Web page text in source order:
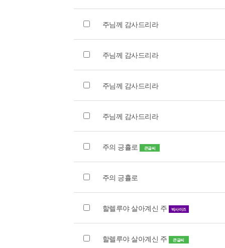
주님께 감사드리라
주님께 감사드리라
주님께 감사드리라
주님께 감사드리라
주의 긍휼로 큰글씨
주의 긍휼로
할렐루야 살아계신 주 빅사이즈
할렐루야 살아계신 주 큰글씨